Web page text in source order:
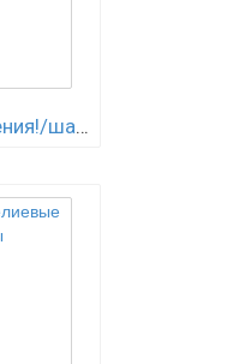
С днём рождения!/шары